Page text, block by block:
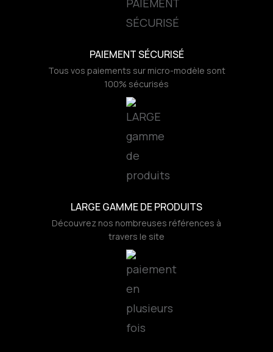
PAIEMENT SÉCURISÉ
Tous vos paiements sur micro-modèle sont
100% sécurisés
LARGE GAMME DE PRODUITS
Découvrez nos nombreuses références à
travers le site